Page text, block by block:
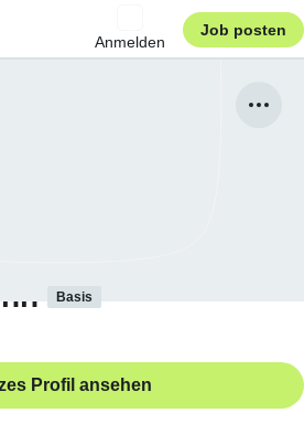
Anmelden
Job posten
Basis
Profil ansehen